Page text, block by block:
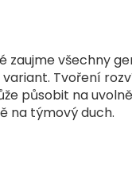
všechny
Tvoření
působit na
na týmový duch.